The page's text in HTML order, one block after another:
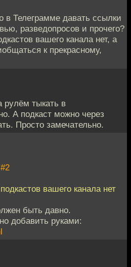
Телеграмме давать ссылки
разведопросов и прочего?
вашего канала нет, а
к прекрасному,
рулём тыкать в
А подкаст можно через
Просто замечательно.
#2
вашего канала нет
быть давно.
добавить руками: